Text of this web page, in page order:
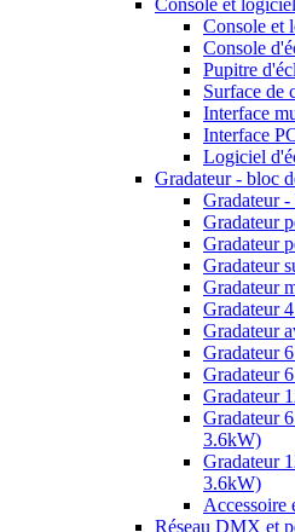
Console et
Console et
Console
Pupitre
Surface de
Interface
Interface
Logiciel
Gradateur - bloc
Gradateur -
Gradateur
Gradateur
Gradateur
Gradateur
Gradateur
Gradateur
Gradateur
Gradateur
Gradateur
Gradateur
3.6kW)
Gradateur
3.6kW)
Accessoire
Réseau DMX et